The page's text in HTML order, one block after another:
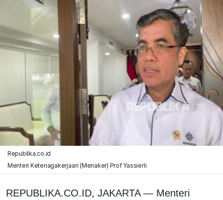
Republika.co.id
Menteri Ketenagakerjaan (Menaker) Prof Yassierli
REPUBLIKA.CO.ID, JAKARTA — Menteri